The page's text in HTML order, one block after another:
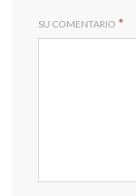
SU COMENTARIO *